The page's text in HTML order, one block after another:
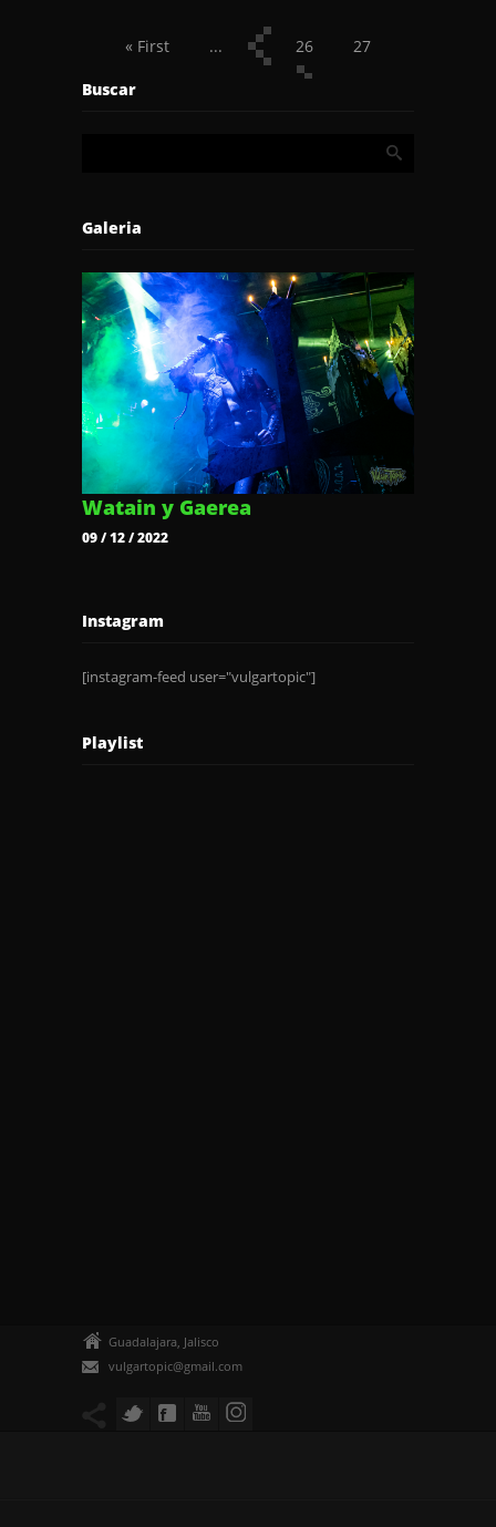
« First ... 26
27
28
Buscar
Galeria
Watain y Gaerea
09 / 12 / 2022
Instagram
[instagram-feed user="vulgartopic"]
Playlist
Guadalajara, Jalisco
vulgartopic@gmail.com